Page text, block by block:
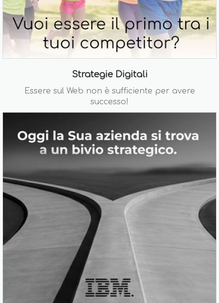
Strategie Digitali
Essere sul Web non è sufficiente per avere
successo!